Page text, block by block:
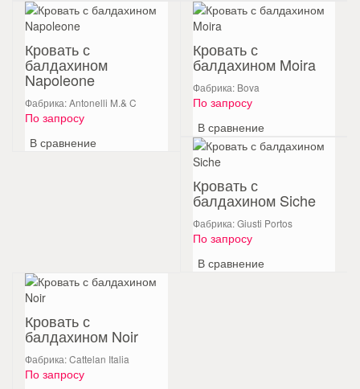
Кровать с
балдахином
Napoleone
Фабрика: Antonelli M.& C
По запросу
В сравнение
Кровать с
балдахином Moira
Фабрика: Bova
По запросу
В сравнение
Кровать с
балдахином Siche
Фабрика: Giusti Portos
По запросу
В сравнение
Кровать с
балдахином Noir
Фабрика: Cattelan Italia
По запросу